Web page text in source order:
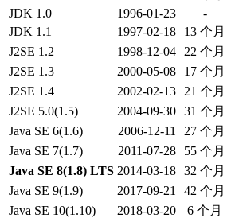
JDK 1.0
1996-01-23
-
JDK 1.1
1997-02-18
13 个月
J2SE 1.2
1998-12-04
22 个月
J2SE 1.3
2000-05-08
17 个月
J2SE 1.4
2002-02-13
21 个月
J2SE 5.0(1.5)
2004-09-30 31 个月
Java SE 6(1.6)
2006-12-11
27 个月
Java SE 7(1.7)
2011-07-28
55 个月
Java SE 8(1.8) LTS 2014-03-18 32 个月
Java SE 9(1.9)
2017-09-21
42 个月
Java SE 10(1.10)
2018-03-20
6 个月